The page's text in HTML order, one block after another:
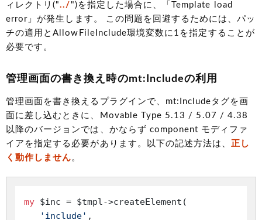
ィレクトリ("../ ")を指定した場合に、「Template load
error」が発生します。 この問題を回避するためには、パッ
チの適用とAllowFileInclude環境変数に1を指定することが
必要です。
管理画面の書き換え時のmt:Includeの利用
管理画面を書き換えるプラグインで、mt:Includeタグを画
面に差し込むときに、Movable Type 5.13 / 5.07 / 4.38
以降のバージョンでは、かならず component モディファ
イアを指定する必要があります。以下の記述方法は、正し
く動作しません。
my $inc = $tmpl->createElement(
'include' ,